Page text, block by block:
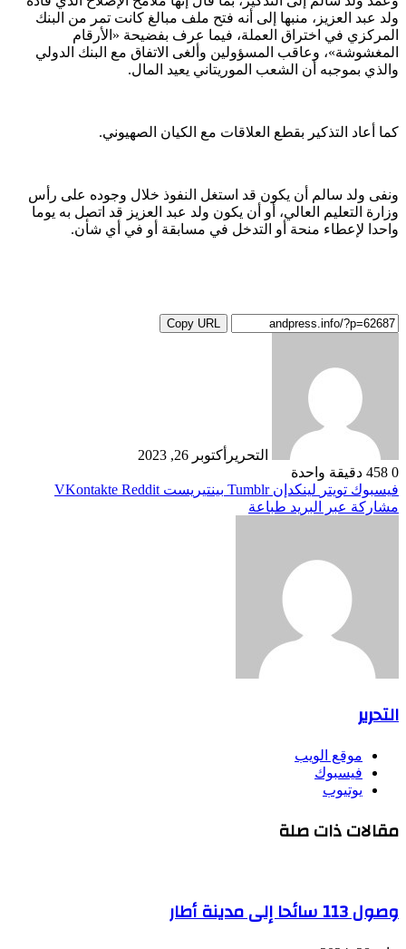
ولد عبد العزيز، منبها إلى أنه فتح ملف مبالغ كانت تمر من البنك
المركزي في اختراق العملة، فيما عرف بفضيحة «الأرقام
المغشوشة»، وعاقب المسؤولين وألغى الاتفاق مع البنك الدولي
والذي بموجبه أن الشعب الموريتاني يعيد المال.
كما أعاد التذكير بقطع العلاقات مع الكيان الصهيوني.
ونفى ولد سالم أن يكون قد استغل النفوذ خلال وجوده على رأس
وزارة التعليم العالي، أو أن يكون ولد عبد العزيز قد اتصل به يوما
واحدا لإعطاء منحة أو التدخل في مسابقة أو في أي شأن.
Copy URL
التحرير أكتوبر 26, 2023
0
دقيقة واحدة
فيسبوك تويتر لينكدإن بينتيريست
مشاركة عبر البريد طباعة
التحرير
موقع الويب
فيسبوك
يوتيوب
مقالات ذات صلة
وصول 113 سائحا إلى مدينة أطار